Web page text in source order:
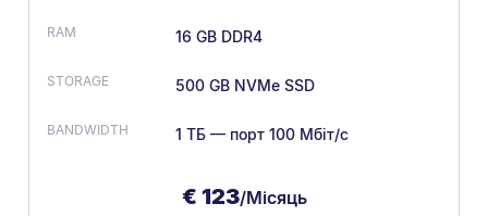
16 GB DDR4
500 GB NVMe SSD
1 ТБ — порт 100 Мбіт/с
€ 123/Місяць